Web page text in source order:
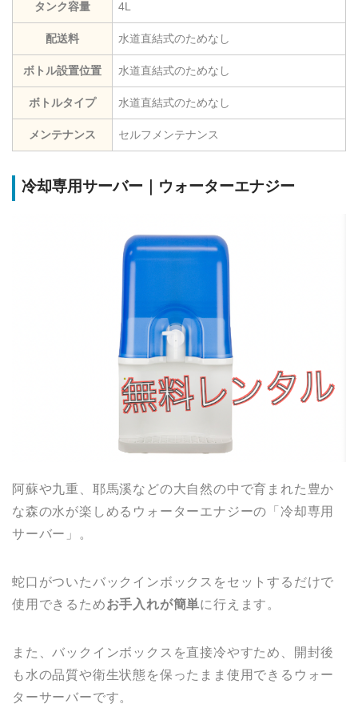
タンク容量 4L
配送料 水道直結式のためなし
ボトル設置位置 水道直結式のためなし
ボトルタイプ 水道直結式のためなし
メンテナンス セルフメンテナンス
冷却専用サーバー｜ウォーターエナジー
阿蘇や九重、耶馬溪などの大自然の中で育まれた豊か
な森の水が楽しめるウォーターエナジーの「冷却専用
サーバー」。
蛇口がついたバックインボックスをセットするだけで
使用できるためお手入れが簡単に行えます。
また、バックインボックスを直接冷やすため、開封後
も水の品質や衛生状態を保ったまま使用できるウォー
ターサーバーです。